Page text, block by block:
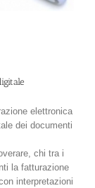
elettronica
dei documenti
chi tra i
la fatturazione
interpretazioni